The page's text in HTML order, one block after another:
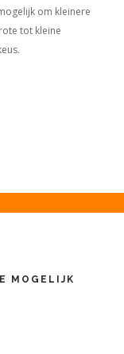
om kleinere
tot kleine
MOGELIJK